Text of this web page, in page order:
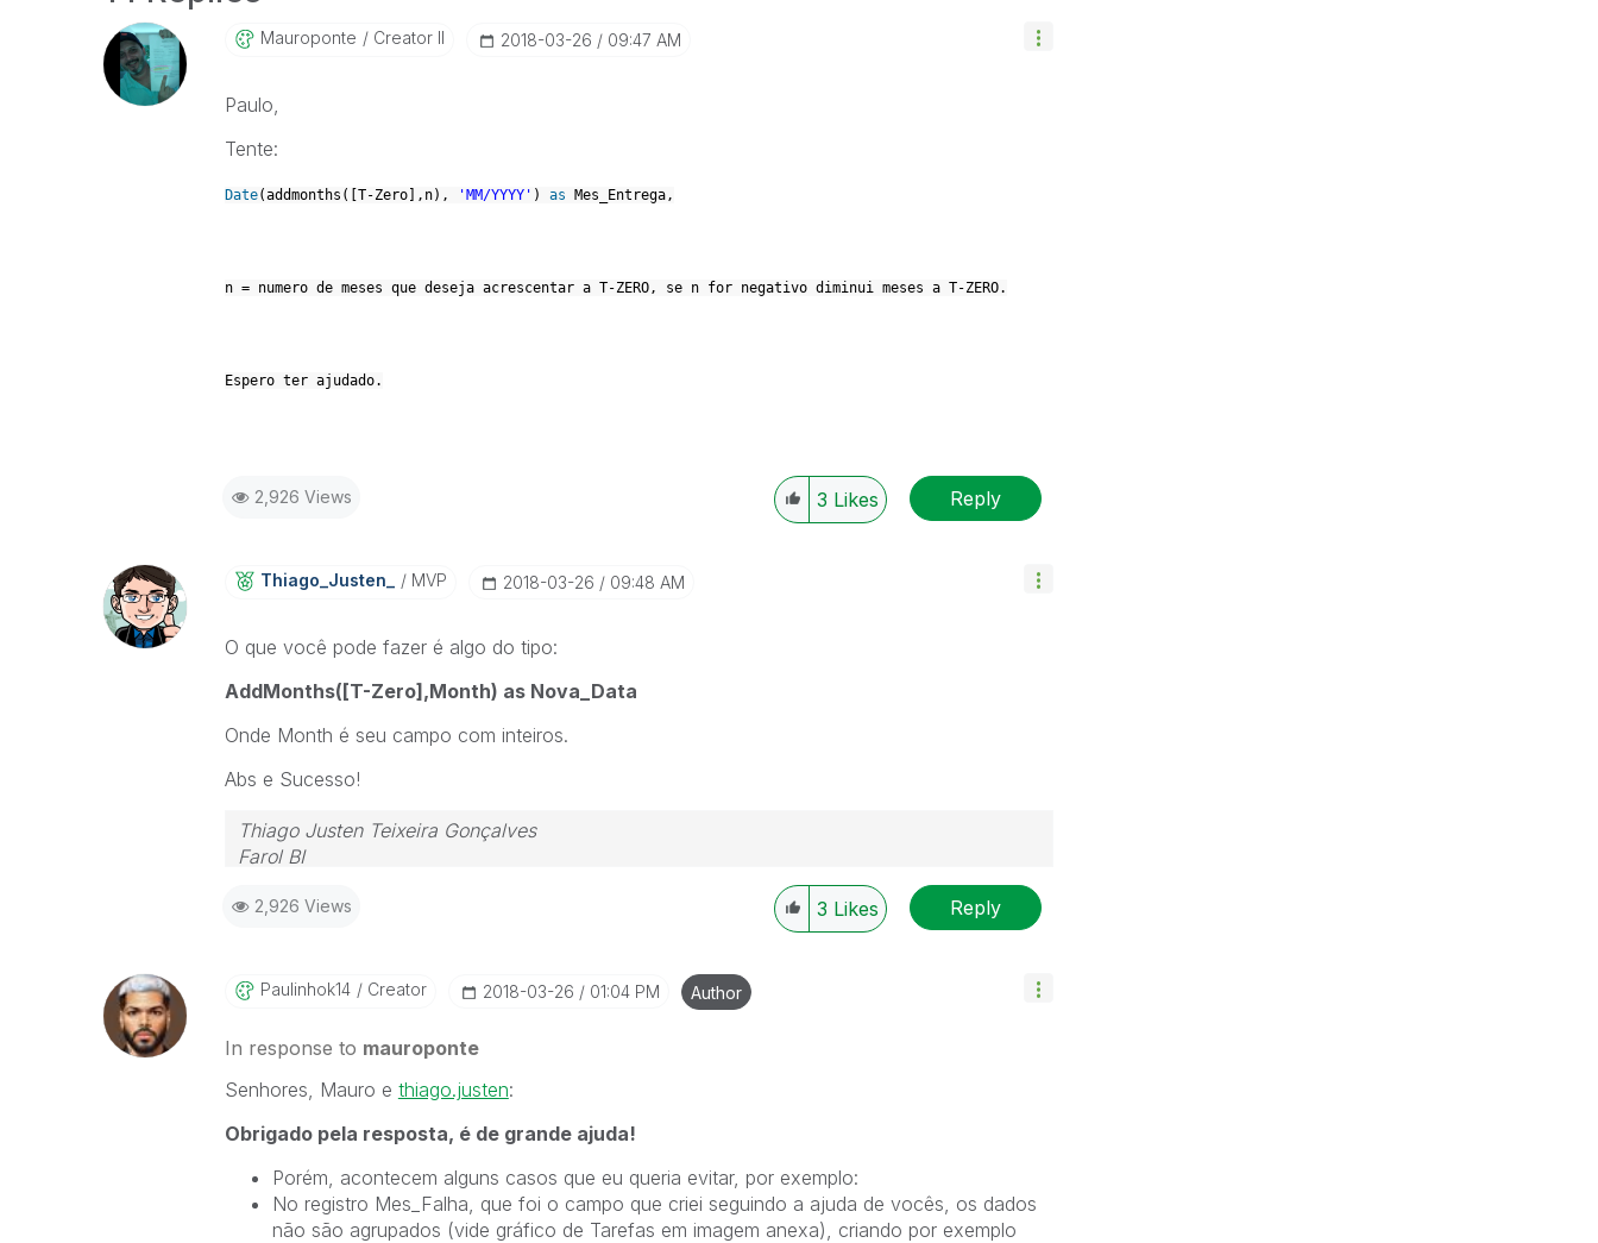
Mauroponte Creator II ‎2018-03-26 09:47 AM
Paulo,
Tente:
Date(addmonths([T-Zero],n), 'MM/YYYY' ) as Mes_Entrega,
n = numero de meses que deseja acrescentar a T-ZERO, se n for negativo diminui meses a T-ZERO.
Espero ter ajudado.
2,926 Views 3 Likes Reply
Thiago_Justen_ MVP ‎2018-03-26 09:48 AM
O que você pode fazer é algo do tipo:
AddMonths([T-Zero],Month) as Nova_Data
Onde Month é seu campo com inteiros.
Abs e Sucesso!
Thiago Justen Teixeira Gonçalves
Farol BI
Skype: justen.thiago
2,926 Views 3 Likes Reply
Paulinhok14 Creator ‎2018-03-26 01:04 PM Author
In response to mauroponte
Senhores, Mauro e thiago.justen‌:
Obrigado pela resposta, é de grande ajuda!
Porém, acontecem alguns casos que eu queria evitar, por exemplo:
No registro Mes_Falha, que foi o campo que criei seguindo a ajuda de vocês, os dados
não são agrupados (vide gráfico de Tarefas em imagem anexa), criando por exemplo